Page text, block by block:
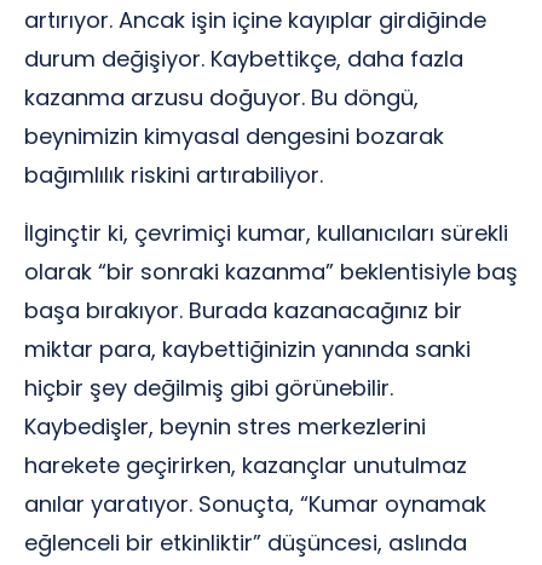
artırıyor. Ancak işin içine kayıplar girdiğinde
durum değişiyor. Kaybettikçe, daha fazla
kazanma arzusu doğuyor. Bu döngü,
beynimizin kimyasal dengesini bozarak
bağımlılık riskini artırabiliyor.
İlginçtir ki, çevrimiçi kumar, kullanıcıları sürekli
olarak “bir sonraki kazanma” beklentisiyle baş
başa bırakıyor. Burada kazanacağınız bir
miktar para, kaybettiğinizin yanında sanki
hiçbir şey değilmiş gibi görünebilir.
Kaybedişler, beynin stres merkezlerini
harekete geçirirken, kazançlar unutulmaz
anılar yaratıyor. Sonuçta, “Kumar oynamak
eğlenceli bir etkinliktir” düşüncesi, aslında